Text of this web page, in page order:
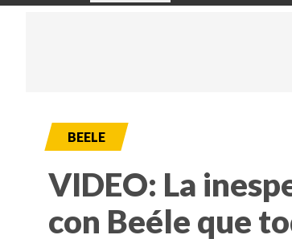
BEELE
VIDEO: La
con Beéle que